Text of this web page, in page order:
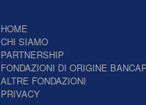
HOME
CHI SIAMO
PARTNERSHIP
FONDAZIONI DI ORIGINE
ALTRE FONDAZIONI
PRIVACY